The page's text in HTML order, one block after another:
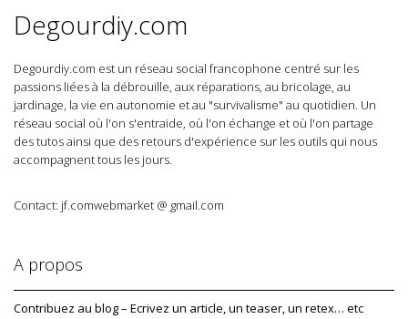
Degourdiy.com
Degourdiy.com est un réseau social francophone centré sur les
passions liées à la débrouille, aux réparations, au bricolage, au
jardinage, la vie en autonomie et au "survivalisme" au quotidien. Un
réseau social où l'on s'entraide, où l'on échange et où l'on partage
des tutos ainsi que des retours d'expérience sur les outils qui nous
accompagnent tous les jours.
Contact: jf.comwebmarket @ gmail.com
A propos
Contribuez au blog – Ecrivez un article, un teaser, un retex… etc